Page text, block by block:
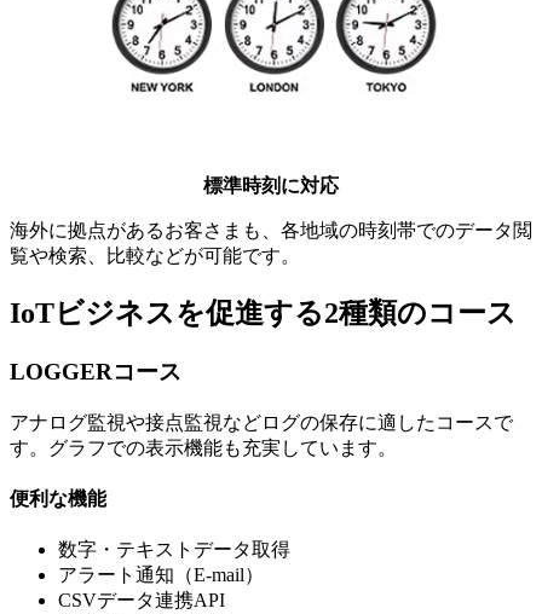
標準時刻に対応
海外に拠点があるお客さまも、各地域の時刻帯でのデータ閲
覧や検索、比較などが可能です。
IoTビジネスを促進する2種類のコース
LOGGERコース
アナログ監視や接点監視などログの保存に適したコースで
す。グラフでの表示機能も充実しています。
便利な機能
数字・テキストデータ取得
アラート通知（E-mail）
CSVデータ連携API